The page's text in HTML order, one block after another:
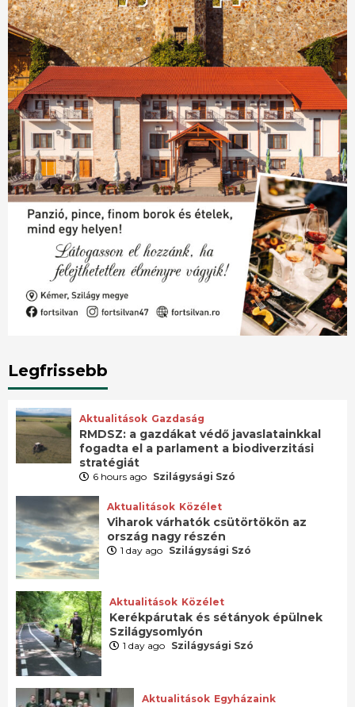
Legfrissebb
Aktualitások Gazdaság
RMDSZ: a gazdákat védő javaslatainkkal
fogadta el a parlament a biodiverzitási
stratégiát
6 hours ago Szilágysági Szó
Aktualitások Közélet
Viharok várhatók csütörtökön az
ország nagy részén
1 day ago Szilágysági Szó
Aktualitások Közélet
Kerékpárutak és sétányok épülnek
Szilágysomlyón
1 day ago Szilágysági Szó
Aktualitások Egyházaink